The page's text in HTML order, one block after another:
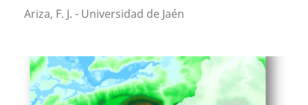
Ariza, F. J. - Universidad de Jaén